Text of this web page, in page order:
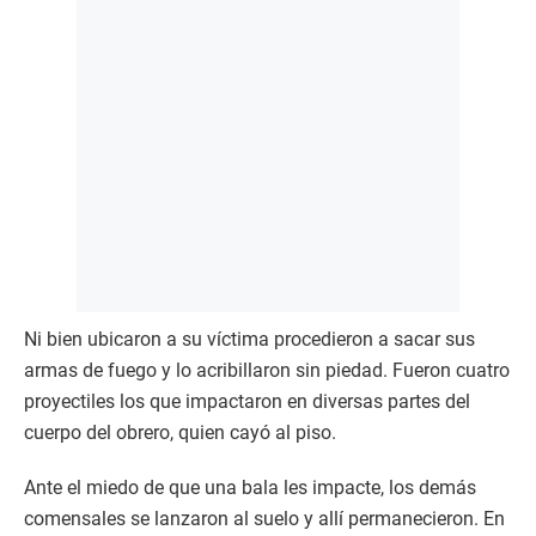
Ni bien ubicaron a su víctima procedieron a sacar sus
armas de fuego y lo acribillaron sin piedad. Fueron cuatro
proyectiles los que impactaron en diversas partes del
cuerpo del obrero, quien cayó al piso.
Ante el miedo de que una bala les impacte, los demás
comensales se lanzaron al suelo y allí permanecieron. En